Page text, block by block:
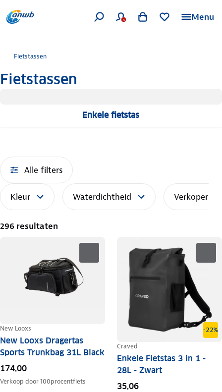
Menu
Fietstassen
Fietstassen
Enkele fietstas
Alle filters
Kleur Waterdichtheid Verkoper
296 resultaten
New Looxs
New Looxs Dragertas
Sports Trunkbag 31L Black
174,00
Verkoop door100procentfiets
-22%
Craved
Enkele Fietstas 3 in 1 -
28L - Zwart
35,06